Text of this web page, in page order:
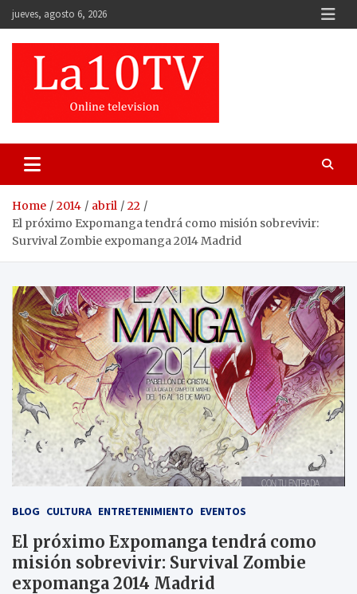
Skip
to
content
jueves, agosto 6, 2026
Home 2014 abril
22
El próximo Expomanga tendrá como misión sobrevivir:
Survival Zombie expomanga 2014 Madrid
BLOG CULTURA ENTRETENIMIENTO EVENTOS
El próximo Expomanga tendrá como
misión sobrevivir: Survival Zombie
expomanga 2014 Madrid